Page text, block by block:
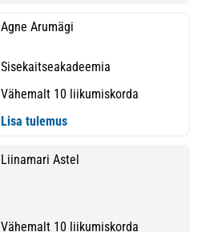
Agne Arumägi
Sisekaitseakadeemia
Vähemalt 10 liikumiskorda
Lisa tulemus
Liinamari Astel
Vähemalt 10 liikumiskorda